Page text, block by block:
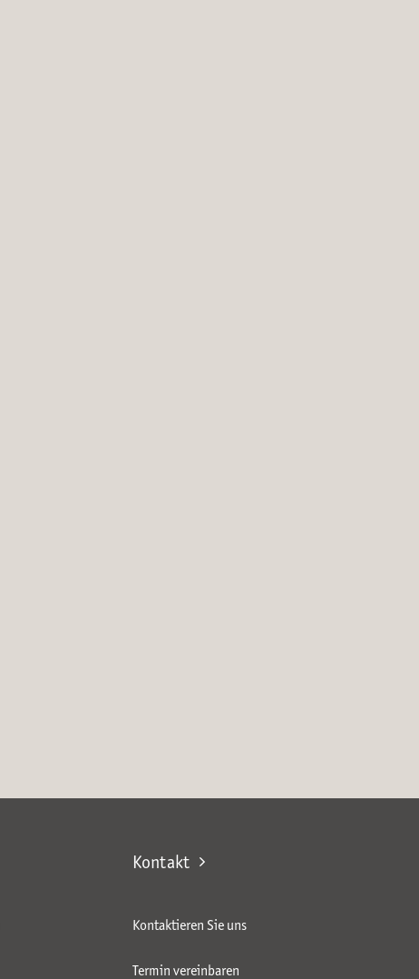
Kontakt
Kontaktieren Sie uns
Termin vereinbaren